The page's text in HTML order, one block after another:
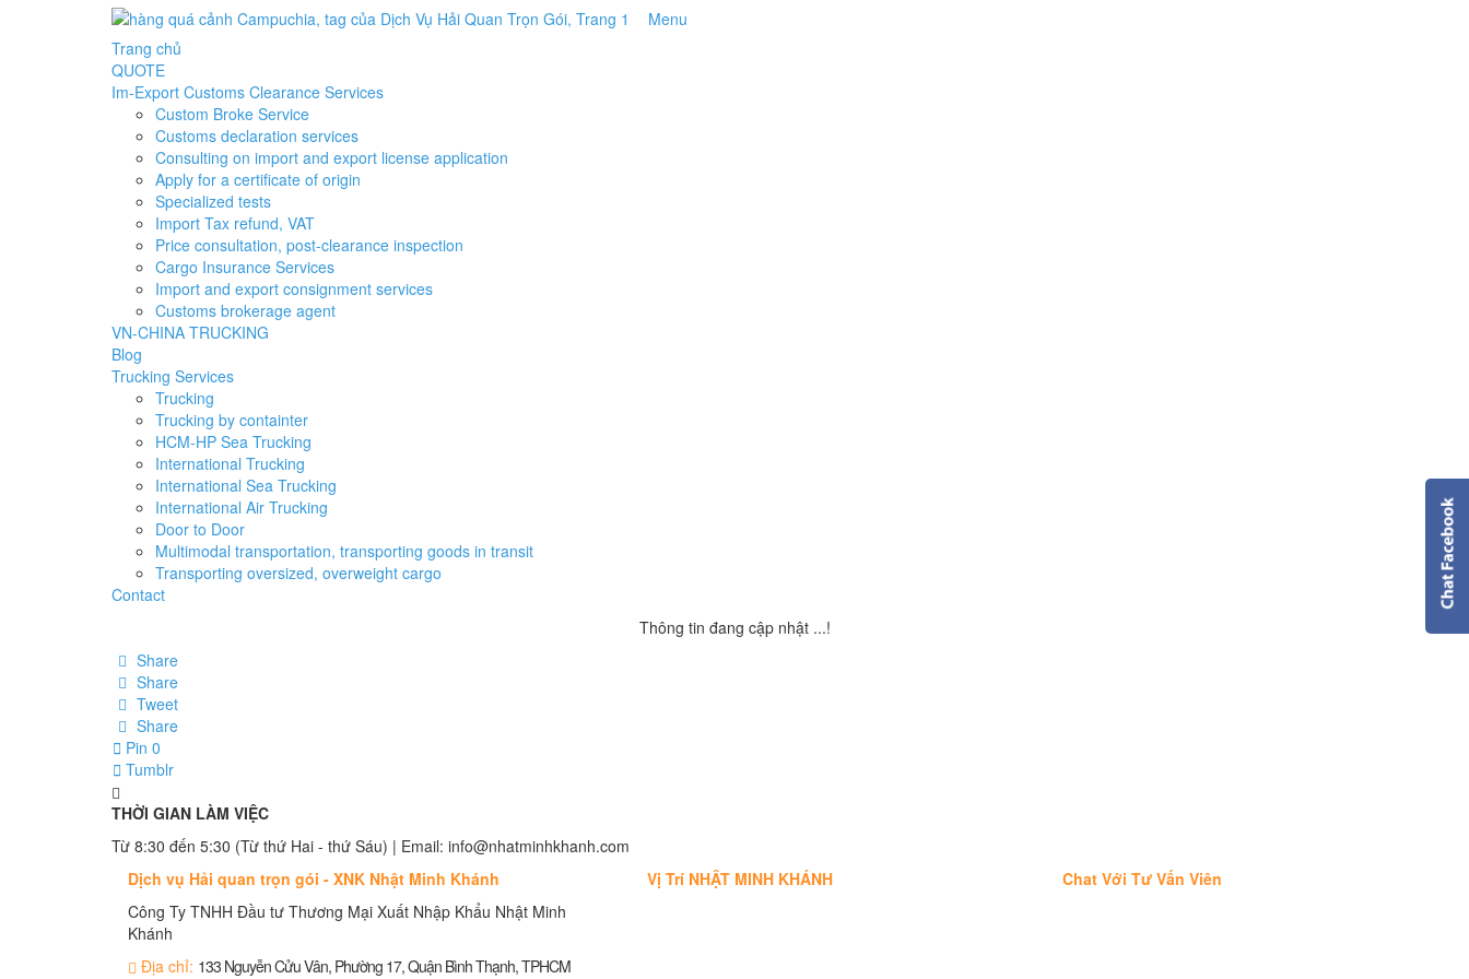
Menu
Trang chủ
QUOTE
Im-Export Customs Clearance Services
Custom Broke Service
Customs declaration services
Consulting on import and export license application
Apply for a certificate of origin
Specialized tests
Import Tax refund, VAT
Price consultation, post-clearance inspection
Cargo Insurance Services
Import and export consignment services
Customs brokerage agent
VN-CHINA TRUCKING
Blog
Trucking Services
Trucking
Trucking by containter
HCM-HP Sea Trucking
International Trucking
International Sea Trucking
International Air Trucking
Door to Door
Multimodal transportation, transporting goods in transit
Transporting oversized, overweight cargo
Contact
Thông tin đang cập nhật ...!
Share
Share
Tweet
Share
Pin 0
Tumblr
THỜI GIAN LÀM VIỆC
Từ 8:30 đến 5:30 (Từ thứ Hai - thứ Sáu) | Email: info@nhatminhkhanh.com
Dịch vụ Hải quan trọn gói - XNK Nhật Minh Khánh
Công Ty TNHH Đầu tư Thương Mại Xuất Nhập Khẩu Nhật Minh
Khánh
Địa chỉ: 133 Nguyễn Cửu Vân, Phường 17, Quận Bình Thạnh, TPHCM
Vị Trí NHẬT MINH KHÁNH Chat Với Tư Vấn Viên